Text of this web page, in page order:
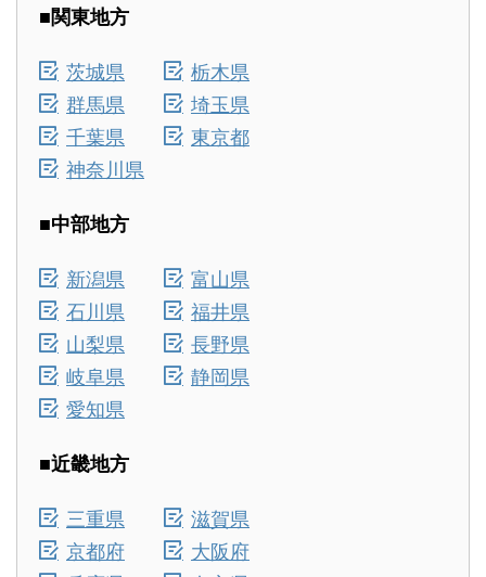
■関東地方
茨城県
栃木県
群馬県
埼玉県
千葉県
東京都
神奈川県
■中部地方
新潟県
富山県
石川県
福井県
山梨県
長野県
岐阜県
静岡県
愛知県
■近畿地方
三重県
滋賀県
京都府
大阪府